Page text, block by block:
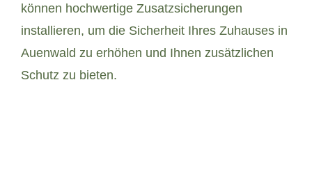
können hochwertige Zusatzsicherungen
installieren, um die Sicherheit Ihres Zuhauses in
Auenwald zu erhöhen und Ihnen zusätzlichen
Schutz zu bieten.